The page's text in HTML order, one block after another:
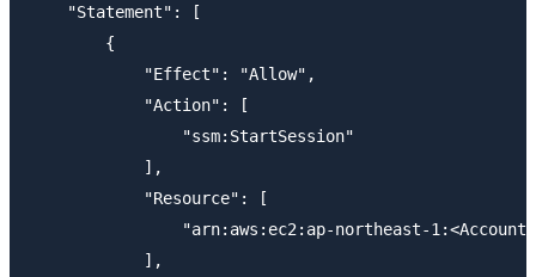
    "Statement": [
        {
            "Effect": "Allow",
            "Action": [
                "ssm:StartSession"
            ],
            "Resource": [
"arn:aws:ec2:ap-northeast-
            ],